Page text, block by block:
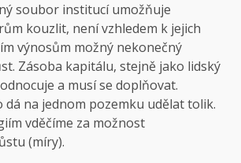
soubor institucí umožňuje
kouzlit, není vzhledem k jejich
výnosům možný nekonečný
Zásoba kapitálu, stejně jako lidský
a musí se doplňovat.
dá na jednom pozemku udělat tolik.
vděčíme za možnost
(míry).